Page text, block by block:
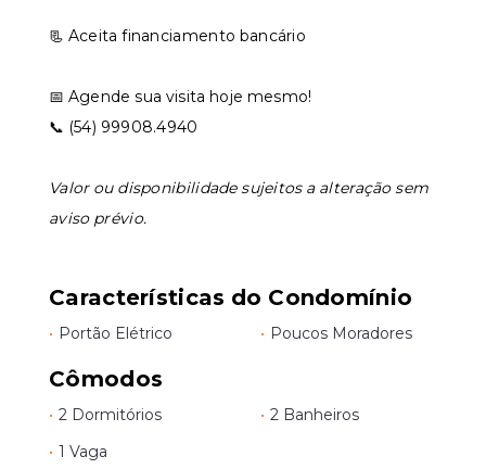
📃 Aceita financiamento bancário
📅 Agende sua visita hoje mesmo!
📞 (54) 99908.4940
Valor ou disponibilidade sujeitos a alteração sem
aviso prévio.
Características do Condomínio
• Portão Elétrico • Poucos Moradores
Cômodos
• 2 Dormitórios • 2 Banheiros
• 1 Vaga